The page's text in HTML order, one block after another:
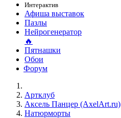
Интерактив
Афиша выставок
Пазлы
Нейрогенератор
🔥
Пятнашки
Обои
Форум
Артклуб
Аксель Панцер (AxelArt.ru)
Натюрморты